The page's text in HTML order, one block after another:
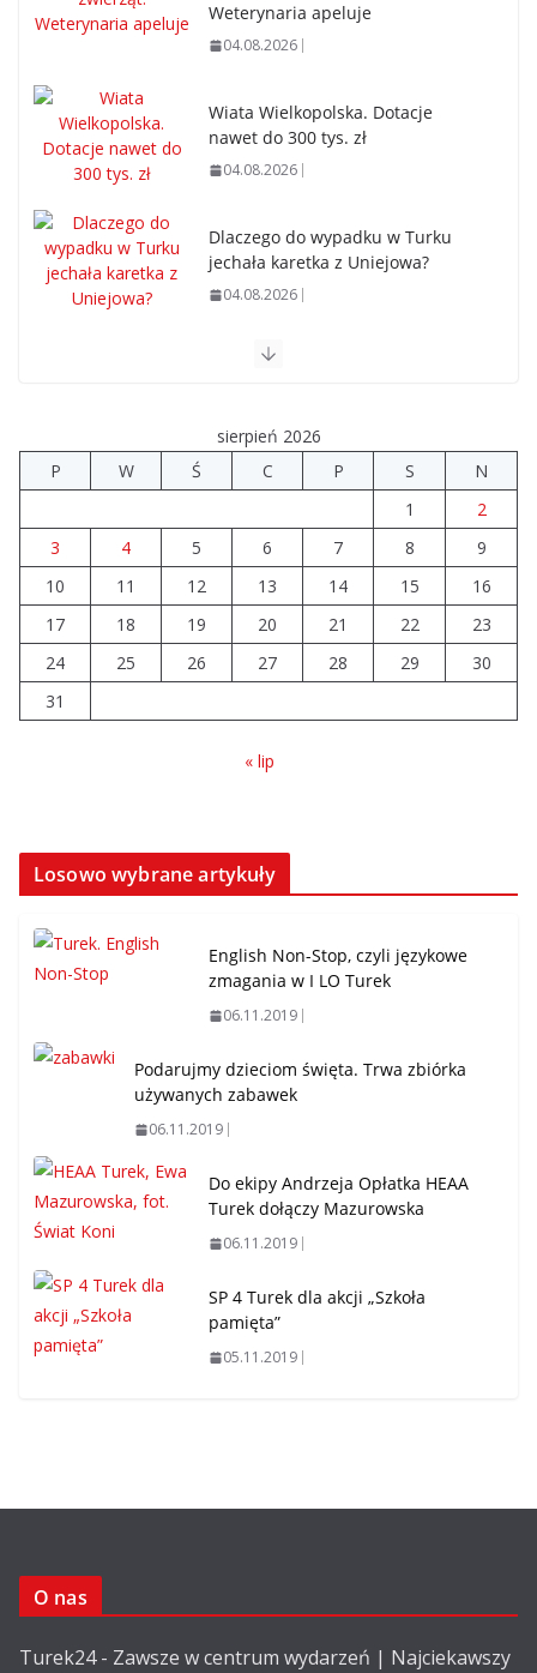
Weterynaria apeluje
04.08.2026
Wiata Wielkopolska. Dotacje
nawet do 300 tys. zł
04.08.2026
Dlaczego do wypadku w Turku
jechała karetka z Uniejowa?
04.08.2026
Ponad 9 mln zł na drogi i świetlice
Powiat turecki poniżej średniej
pod względem ofert pracy
03.08.2026
Prawie 20 tys. zł dla dyrektora
szpitala. Podwyżka mimo
finansowych problemów
sierpień 2026
P
W Ś C P S
N
1
2
3
4 5 6 7 8
9
10
11 12 13 14 15
16
17
18 19 20 21 22
23
24
25 26 27 28 29
30
31
« lip
Losowo wybrane artykuły
English Non-Stop, czyli językowe
zmagania w I LO Turek
06.11.2019
Podarujmy dzieciom święta. Trwa zbiórka
używanych zabawek
06.11.2019
Do ekipy Andrzeja Opłatka HEAA
Turek dołączy Mazurowska
06.11.2019
SP 4 Turek dla akcji „Szkoła
pamięta”
05.11.2019
O nas
Turek24 - Zawsze w centrum wydarzeń | Najciekawszy